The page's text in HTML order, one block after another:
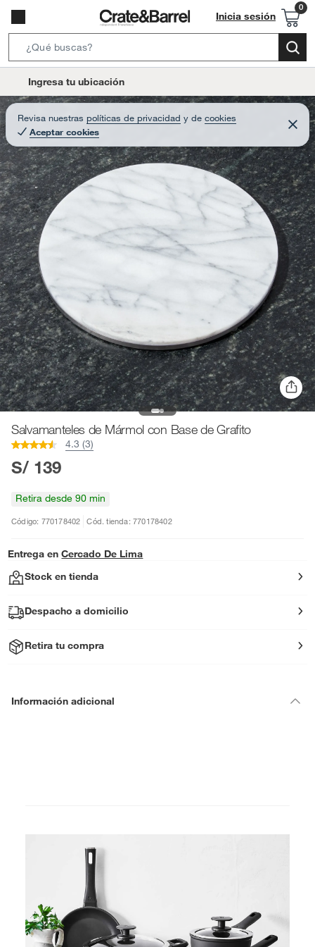
Inicia sesión
e
r
c
B
r
o
t
i
o
n
-
i
c
o
n
Ingresa tu ubicación
Revisa nuestras políticas de privacidad y de cookies
Aceptar cookies
C
e
r
a
r
Salvamanteles de Mármol con Base de Grafito
4.3 (3)
S/ 139
Retira desde 90 min
Código: 770178402 Cód. tienda: 770178402
Entrega en Cercado De Lima
Stock en tienda
Despacho a domicilio
Retira tu compra
Información adicional